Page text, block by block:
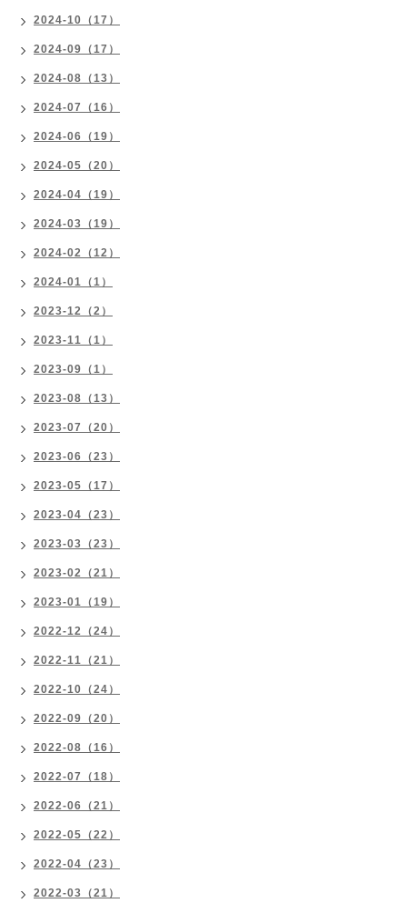
2024-10（17）
2024-09（17）
2024-08（13）
2024-07（16）
2024-06（19）
2024-05（20）
2024-04（19）
2024-03（19）
2024-02（12）
2024-01（1）
2023-12（2）
2023-11（1）
2023-09（1）
2023-08（13）
2023-07（20）
2023-06（23）
2023-05（17）
2023-04（23）
2023-03（23）
2023-02（21）
2023-01（19）
2022-12（24）
2022-11（21）
2022-10（24）
2022-09（20）
2022-08（16）
2022-07（18）
2022-06（21）
2022-05（22）
2022-04（23）
2022-03（21）